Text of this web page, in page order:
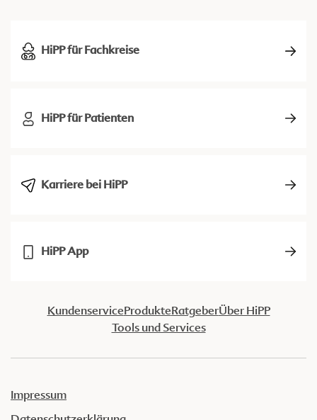
HiPP für Fachkreise
HiPP für Patienten
Karriere bei HiPP
HiPP App
KundenserviceProdukteRatgeberÜber HiPP
Tools und Services
Impressum